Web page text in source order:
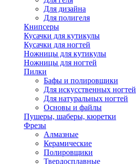
Для дизайна
Для полигеля
Книпсеры
Кусачки для кутикулы
Кусачки для ногтей
Ножницы для кутикулы
Ножницы для ногтей
Пилки
Бафы и полировщики
Для искусственных ногтей
Для натуральных ногтей
Основы и файлы
Пушеры, шаберы, кюретки
Фрезы
Алмазные
Керамические
Полировщики
Твердосплавные